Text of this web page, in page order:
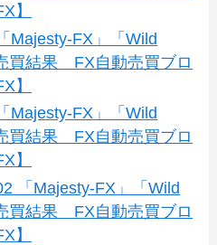
】
Majesty-FX」「Wild
買結果 FX自動売買ブロ
】
Majesty-FX」「Wild
買結果 FX自動売買ブロ
】
「Majesty-FX」「Wild
買結果 FX自動売買ブロ
】